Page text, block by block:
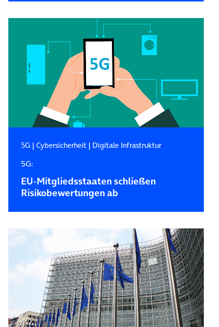
5G| Cybersicherheit| Digitale Infrastruktur
5G:
EU-Mitgliedsstaaten schließen
Risikobewertungen ab